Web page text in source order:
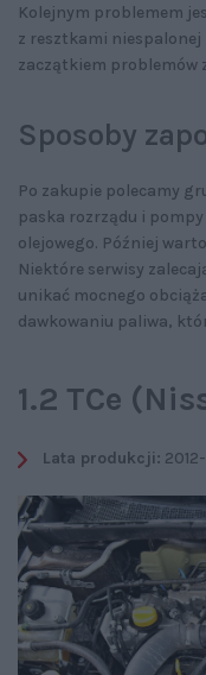
Kolejnym problemem
z resztkami
zaczątkiem problemów
Sposoby
Po zakupie polecamy
paska rozrządu i
olejowego. Później
Niektóre serwisy
unikać mocnego
dawkowaniu paliwa,
1.2 TCe
Lata produkcji: